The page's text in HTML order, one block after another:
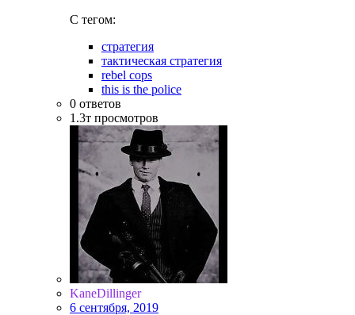
C тегом:
стратегия
тактическая стратегия
rebel cops
this is the police
0 ответов
1.3т просмотров
KaneDillinger
6 сентября, 2019